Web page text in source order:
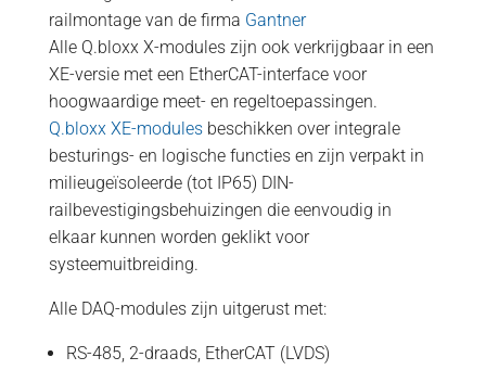
railmontage van de firma Gantner
Alle Q.bloxx X-modules zijn ook verkrijgbaar in een
XE-versie met een EtherCAT-interface voor
hoogwaardige meet- en regeltoepassingen.
Q.bloxx XE-modulesbeschikken over integrale
besturings- en logische functies en zijn verpakt in
milieugeïsoleerde (tot IP65) DIN-
railbevestigingsbehuizingen die eenvoudig in
elkaar kunnen worden geklikt voor
systeemuitbreiding.
Alle DAQ-modules zijn uitgerust met:
RS-485, 2-draads, EtherCAT (LVDS)